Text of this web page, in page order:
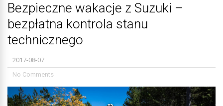
Bezpieczne wakacje z Suzuki –
bezpłatna kontrola stanu
technicznego
2017-08-07
No Comments